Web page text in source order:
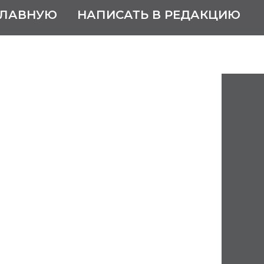
НАПИСАТЬ В РЕДАКЦИЮ
Иванович
составитель карты Луны
Балахнинского уезда
(ныне входит в Сормовский
чертёжника на
институт инженеров